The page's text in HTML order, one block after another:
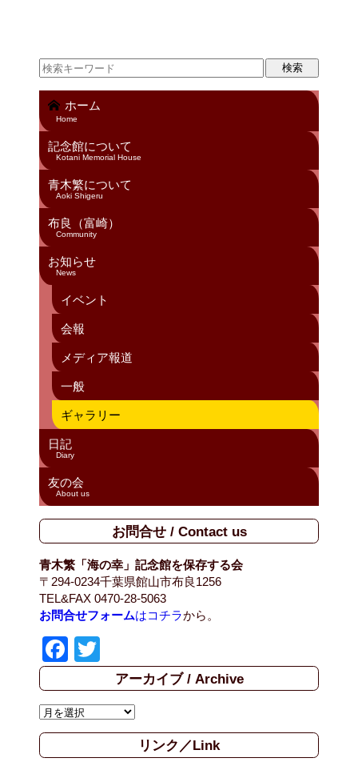
ホーム
Home
記念館について
Kotani Memorial House
青木繁について
Aoki Shigeru
布良（富崎）
Community
お知らせ
News
イベント
会報
メディア報道
一般
ギャラリー
日記
Diary
友の会
About us
お問合せ / Contact us
青木繁「海の幸」記念館を保存する会
〒294-0234千葉県館山市布良1256
TEL&FAX 0470-28-5063
お問合せフォームはコチラから。
F
a
c
e
b
wi
tt
er
アーカイブ / Archive
ア
リンク／Link